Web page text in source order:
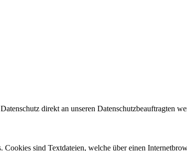
direkt an unseren Datenschutzbeauftragten
sind Textdateien, welche über einen